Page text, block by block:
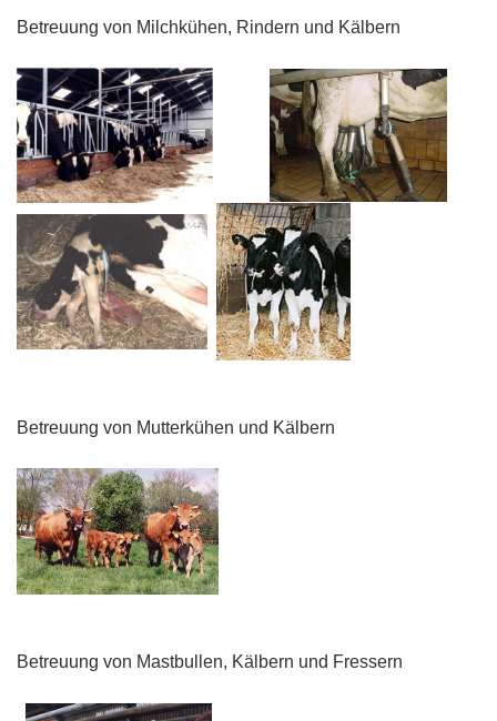
Betreuung von Milchkühen, Rindern und Kälbern
Betreuung von Mutterkühen und Kälbern
Betreuung von Mastbullen, Kälbern und Fressern